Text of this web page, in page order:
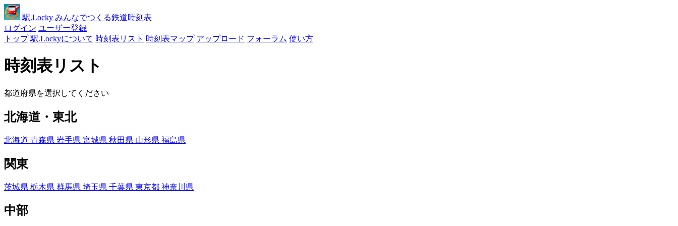
駅.Locky みんなでつくる鉄道時刻表
ログイン ユーザー登録
トップ 駅.Lockyについて 時刻表リスト 時刻表マップ アップロード フォーラム 使い方
時刻表リスト
都道府県を選択してください
北海道・東北
北海道 青森県 岩手県 宮城県 秋田県 山形県 福島県
関東
茨城県 栃木県 群馬県 埼玉県 千葉県 東京都 神奈川県
中部